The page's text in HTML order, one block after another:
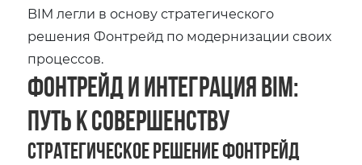
BIM легли в основу стратегического
решения Фонтрейд по модернизации своих
процессов.
Фонтрейд и Интеграция BIM:
Путь к Совершенству
Стратегическое Решение Фонтрейд